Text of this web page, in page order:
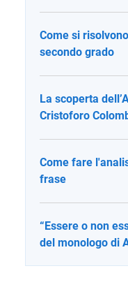
Come si
secondo grado
La scoperta
Cristoforo
Come fare
frase
“Essere o non
del monologo di